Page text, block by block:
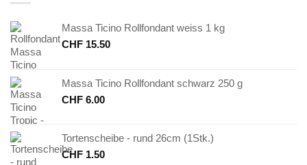
Massa Ticino Rollfondant weiss 1 kg
CHF 15.50
Massa Ticino Rollfondant schwarz 250 g
CHF 6.00
Tortenscheibe - rund 26cm (1Stk.)
CHF 1.50